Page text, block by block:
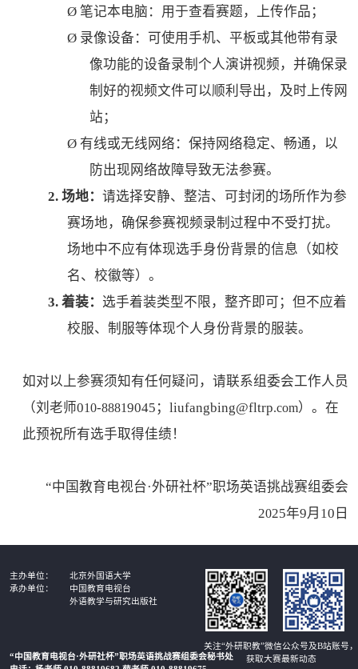
Ø 笔记本电脑：用于查看赛题，上传作品；
Ø 录像设备：可使用手机、平板或其他带有录
像功能的设备录制个人演讲视频，并确保录
制好的视频文件可以顺利导出， 及时上传网
站；
Ø 有线或无线网络：保持网络稳定、 畅通，以
防出现网络故障导致无法参赛。
2. 场地： 请选择安静、整洁、可封闭的场所作为参
赛场地，确保参赛视频录制过程中不受打扰。
场地中不应有体现选手身份背景的信息（如校
名、 校徽等）。
3. 着装： 选手着装类型不限，整齐即可；但不应着
校服、制服等体现个人身份背景的服装。
如对以上参赛须知有任何疑问，请联系组委会工作人员
（刘 老师010-88819045 ； liufangbing@fltrp.com）。在
此预祝所有选手取得佳绩！
“中国教育电视台·外研社杯”职场英语挑战赛组委会
2025年9月 10 日
北京外国语大学
中国教育电视台
外语教学与研究出版社
“中国教育电视台·外研社杯”职场英语挑战赛组委会秘书处
关注“外研职教”微信公众号及B站账号，
获取大赛最新动态